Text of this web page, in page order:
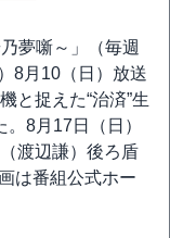
夢噺～」（毎週
8月10（日）放送
と捉えた“治済”生
8月17日（日）
渡辺謙）後ろ盾
は番組公式ホー